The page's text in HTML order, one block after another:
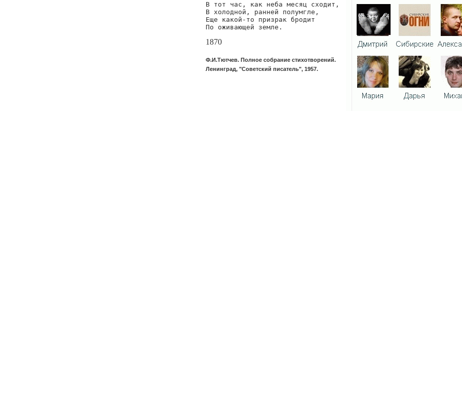
В тот час, как неба месяц сходит,
В холодной, ранней полумгле,
Еще какой-то призрак бродит
По оживающей земле.
1870
Ф.И.Тютчев. Полное собрание стихотворений.
Ленинград, "Советский писатель", 1957.